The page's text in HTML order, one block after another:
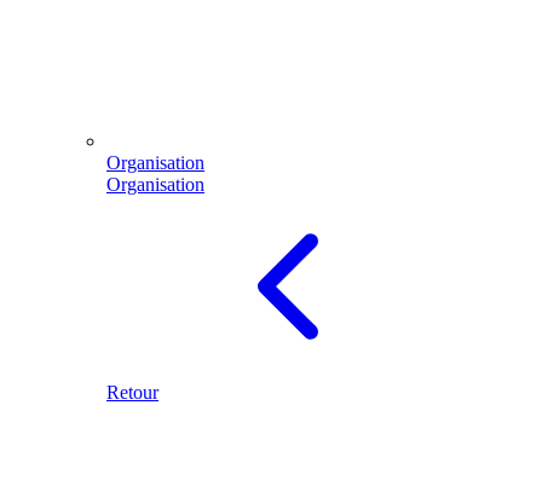
Organisation
Organisation
Retour